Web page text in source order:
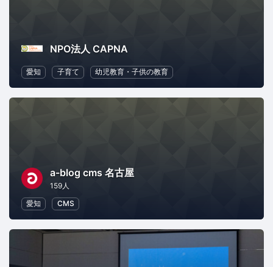
NPO法人 CAPNA
愛知 子育て 幼児教育・子供の教育
a-blog cms 名古屋
159人
愛知
CMS